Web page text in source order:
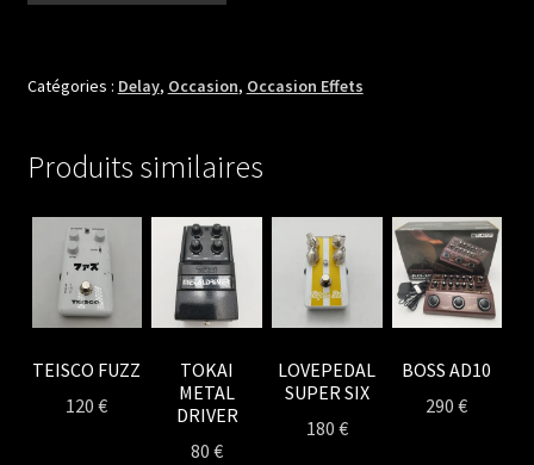
ALIGN
Catégories : Delay, Occasion, Occasion Effets
Produits similaires
TEISCO FUZZ
120€
TOKAI
METAL
DRIVER
80€
LOVEPEDAL
SUPER SIX
180 €
BOSS AD10
290€